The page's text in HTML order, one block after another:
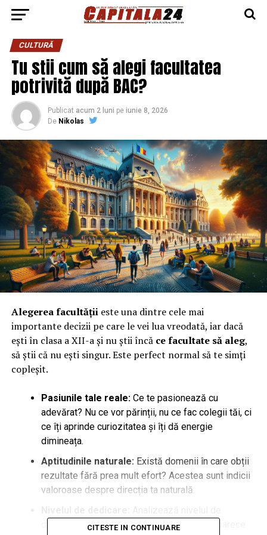
CULTURĂ
Tu stii cum să alegi facultatea
potrivită după BAC?
Publicat acum 2 luni pe iunie 8, 2026
De Nikolas
Alegerea facultățiieste una dintre cele mai
importante decizii pe care le vei lua vreodată, iar dacă
ești în clasa a XII-a și nu știi încă ce facultate să aleg,
să știi că nu ești singur. Este perfect normal să te simți
copleșit.
Pasiunile tale reale:Ce te pasionează cu
adevărat? Nu ce vor părinții, nu ce fac colegii tăi, ci
ce îți aprinde curiozitatea și îți dă energie
dimineața.
Aptitudinile naturale: Există domenii în care obții
rezultate fără prea mult efort? Acestea sunt indicii
valoroase despre direcția ta naturală.
dedicare pe care ești dispus să îl oferi, deoarece
CITESTE IN CONTINUARE